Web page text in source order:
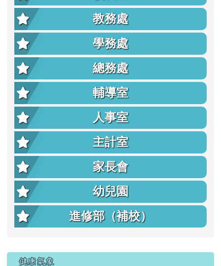
教務處
學務處
總務處
輔導室
人事室
主計室
家長會
幼兒園
進修部（補校）
右邊區域內容
健康氣象